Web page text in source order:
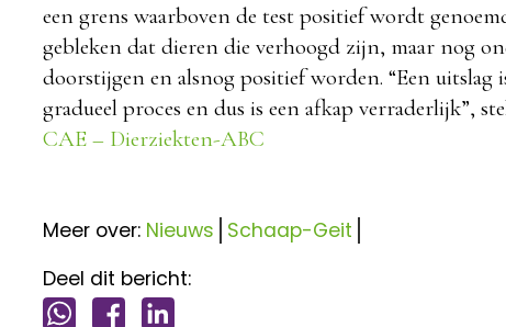
een grens waarboven de test positief wordt
gebleken dat dieren die verhoogd zijn, maar nog
doorstijgen en alsnog positief worden. “Een
gradueel proces en dus is een afkap verraderlijk”,
CAE – Dierziekten-ABC
Meer over: Nieuws Schaap-Geit
Deel dit bericht: